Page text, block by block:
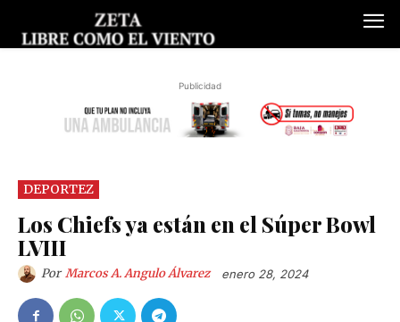
Publicidad
DEPORTEZ
Los Chiefs ya están en el Súper Bowl
LVIII
Por Marcos A. Angulo Álvarez enero 28, 2024